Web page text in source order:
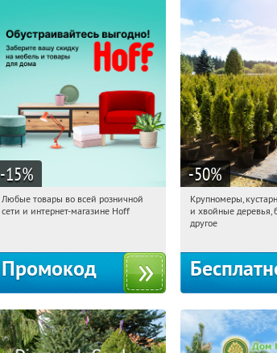
-15%
12:49:47 Получили:
Любые товары во всей розничной
сети и интернет-магазине Hoff
Промокод
-50%
12:49:47
Москва, Рябиновая
Крупномеры,
и хвойные деревья,
другое